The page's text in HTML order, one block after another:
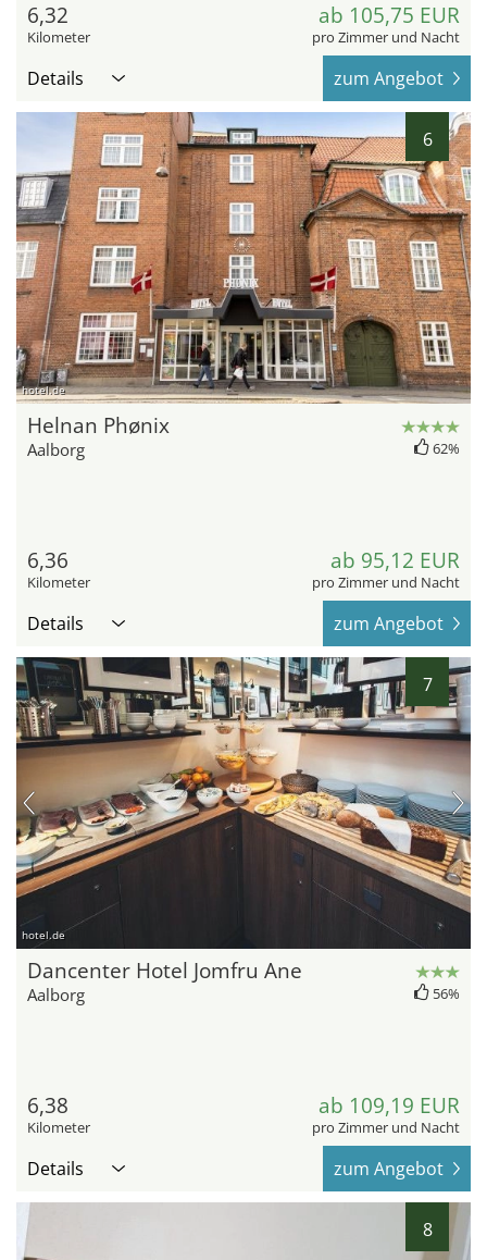
6,32
Kilometer
ab 105,75 EUR
pro Zimmer und Nacht
Details zum Angebot
6
hotel.de
Helnan Phønix
Aalborg 62%
6,36
Kilometer
ab 95,12 EUR
pro Zimmer und Nacht
Details zum Angebot
7
hotel.de
Dancenter Hotel Jomfru Ane
Aalborg 56%
6,38
Kilometer
ab 109,19 EUR
pro Zimmer und Nacht
Details zum Angebot
8